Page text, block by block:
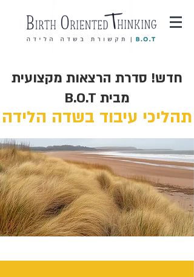
חדש! סדרת הרצאות מקצועית
מבית B.O.T
תהליכי עיבוד בשדה הלידה